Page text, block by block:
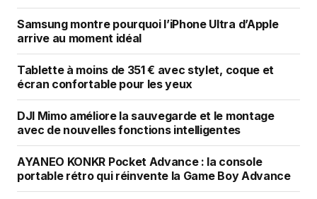
Samsung montre pourquoi l’iPhone Ultra d’Apple
arrive au moment idéal
Tablette à moins de 351 € avec stylet, coque et
écran confortable pour les yeux
DJI Mimo améliore la sauvegarde et le montage
avec de nouvelles fonctions intelligentes
AYANEO KONKR Pocket Advance : la console
portable rétro qui réinvente la Game Boy Advance